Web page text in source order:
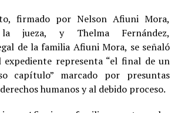
firmado por Nelson Afiuni Mora,
jueza, y Thelma Fernández,
de la familia Afiuni Mora, se señaló
expediente representa “el final de un
capítulo” marcado por presuntas
humanos y al debido proceso.